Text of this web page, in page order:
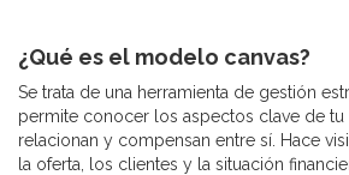
¿Qué es el modelo canvas?
Se trata de una herramienta de gestión
permite conocer los aspectos clave de
relacionan y compensan entre sí. Hace
la oferta, los clientes y la situación